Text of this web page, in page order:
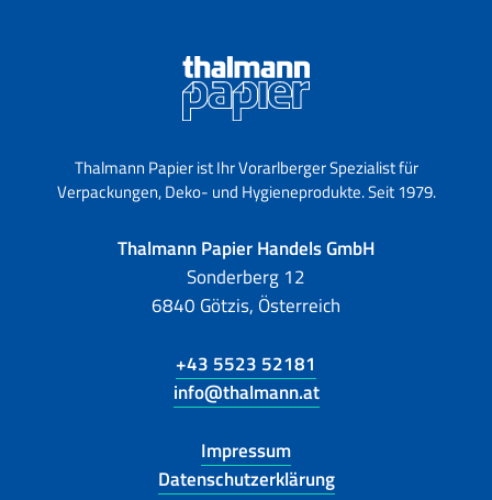
Thalmann Papier ist Ihr Vorarlberger Spezialist für
Verpackungen, Deko- und Hygieneprodukte. Seit 1979.
Thalmann Papier Handels GmbH
Sonderberg 12
6840 Götzis, Österreich
+43 5523 52181
info@thalmann.at
Impressum
Datenschutzerklärung